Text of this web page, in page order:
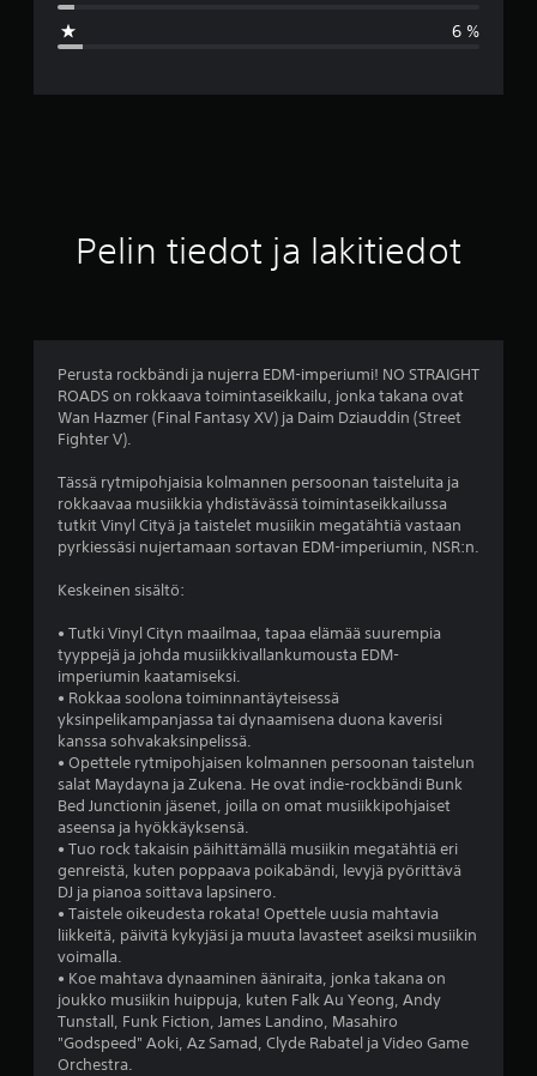
a
v
.
t
ä
t
e
v
i
d
e
s
t
ä
(
9
6 %
Pelin tiedot ja lakitiedot
Perusta rockbändi ja nujerra EDM-imperiumi! NO STRAIGHT
ROADS on rokkaava toimintaseikkailu, jonka takana ovat
Wan Hazmer (Final Fantasy XV) ja Daim Dziauddin (Street
Fighter V).
Tässä rytmipohjaisia kolmannen persoonan taisteluita ja
rokkaavaa musiikkia yhdistävässä toimintaseikkailussa
tutkit Vinyl Cityä ja taistelet musiikin megatähtiä vastaan
pyrkiessäsi nujertamaan sortavan EDM-imperiumin, NSR:n.
Keskeinen sisältö:
• Tutki Vinyl Cityn maailmaa, tapaa elämää suurempia
tyyppejä ja johda musiikkivallankumousta EDM-
imperiumin kaatamiseksi.
• Rokkaa soolona toiminnantäyteisessä
yksinpelikampanjassa tai dynaamisena duona kaverisi
kanssa sohvakaksinpelissä.
• Opettele rytmipohjaisen kolmannen persoonan taistelun
salat Maydayna ja Zukena. He ovat indie-rockbändi Bunk
Bed Junctionin jäsenet, joilla on omat musiikkipohjaiset
aseensa ja hyökkäyksensä.
• Tuo rock takaisin päihittämällä musiikin megatähtiä eri
genreistä, kuten poppaava poikabändi, levyjä pyörittävä
DJ ja pianoa soittava lapsinero.
• Taistele oikeudesta rokata! Opettele uusia mahtavia
liikkeitä, päivitä kykyjäsi ja muuta lavasteet aseiksi musiikin
voimalla.
• Koe mahtava dynaaminen ääniraita, jonka takana on
joukko musiikin huippuja, kuten Falk Au Yeong, Andy
Tunstall, Funk Fiction, James Landino, Masahiro
"Godspeed" Aoki, Az Samad, Clyde Rabatel ja Video Game
Orchestra.